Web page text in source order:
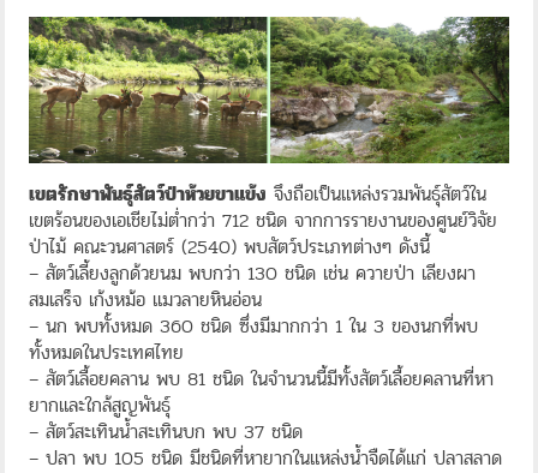
เขตรักษาพันธุ์สัตว์ป่าห้วยขาแข้ง จึงถือเป็นแหล่งรวมพันธุ์สัตว์ใน
เขตร้อนของเอเชียไม่ต่ำกว่า 712 ชนิด จากการรายงานของศูนย์วิจัย
ป่าไม้ คณะวนศาสตร์ (2540) พบสัตว์ประเภทต่างๆ ดังนี้
– สัตว์เลี้ยงลูกด้วยนม พบกว่า 130 ชนิด เช่น ควายป่า เลียงผา
สมเสร็จ เก้งหม้อ แมวลายหินอ่อน
– นก พบทั้งหมด 360 ชนิด ซึ่งมีมากกว่า 1 ใน 3 ของนกที่พบ
ทั้งหมดในประเทศไทย
– สัตว์เลื้อยคลาน พบ 81 ชนิด ในจำนวนนี้มีทั้งสัตว์เลื้อยคลานที่หา
ยากและใกล้สูญพันธุ์
– สัตว์สะเทินน้ำสะเทินบก พบ 37 ชนิด
– ปลา พบ 105 ชนิด มีชนิดที่หายากในแหล่งน้ำจืดได้แก่ ปลาสลาด